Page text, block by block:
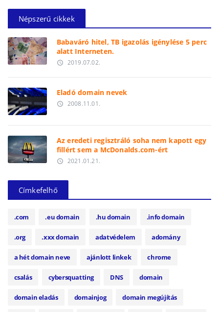
Népszerű cikkek
Babaváró hitel, TB igazolás igénylése 5 perc
alatt Interneten.
access_time 2019.07.02.
Eladó domain nevek
access_time 2008.11.01.
Az eredeti regisztráló soha nem kapott egy
fillért sem a McDonalds.com-ért
access_time 2021.01.21.
Címkefelhő
.com .eu domain .hu domain .info domain
.org .xxx domain adatvédelem adomány
a hét domain neve ajánlott linkek chrome
csalás cybersquatting DNS domain
domain eladás domainjog domain megújítás